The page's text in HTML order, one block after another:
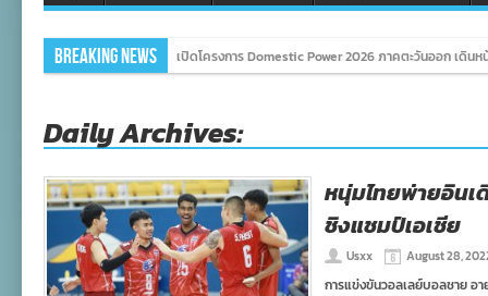
Breaking News เปิดโครงการ Domestic Power 2026 ภาคตะวันออก เดิน
Daily Archives:
หนุ่มไทยพ่ายอินเ
ชิงแชมป์เอเชีย
Usxx August 28,
การแข่งขันวอลเลย์บอลชาย อ